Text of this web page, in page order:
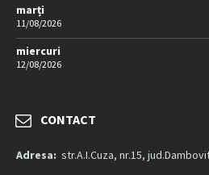
marți
11/08/2026
miercuri
12/08/2026
CONTACT
Adresa: str.A.I.Cuza, nr.15,